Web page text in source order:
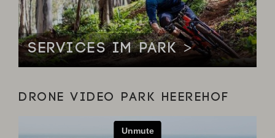
SERVICES IM PARK >
DRONE VIDEO PARK HEEREHOF